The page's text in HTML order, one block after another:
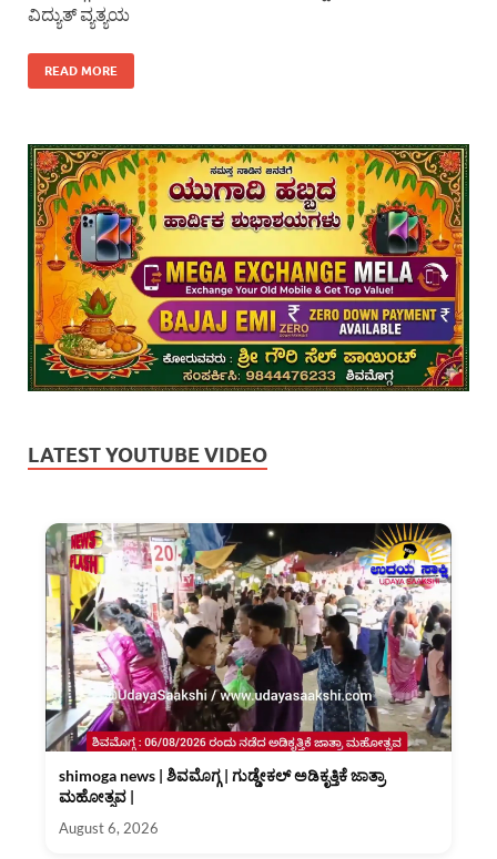
ವಿದ್ಯುತ್ ವ್ಯತ್ಯಯ
READ MORE
LATEST YOUTUBE VIDEO
shimoga news | ಶಿವಮೊಗ್ಗ | ಗುಡ್ಡೇಕಲ್ ಅಡಿಕೃತ್ತಿಕೆ ಜಾತ್ರಾ
ಮಹೋತ್ಸವ |
August 6, 2026